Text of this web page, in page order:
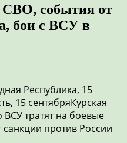
события от
бои с ВСУ в
Республика, 15
15 сентябряКурская
ВСУ тратят на боевые
санкции против России